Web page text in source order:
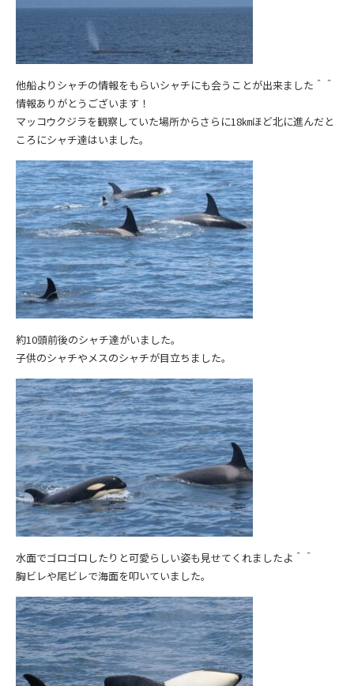
他船よりシャチの情報をもらいシャチにも会うことが出来ました＾＾
情報ありがとうございます！
マッコウクジラを観察していた場所からさらに18㎞ほど北に進んだと
ころにシャチ達はいました。
約10頭前後のシャチ達がいました。
子供のシャチやメスのシャチが目立ちました。
水面でゴロゴロしたりと可愛らしい姿も見せてくれましたよ＾＾
胸ビレや尾ビレで海面を叩いていました。